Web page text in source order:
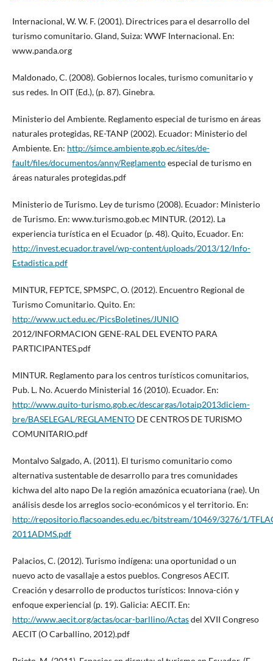
Internacional, W. W. F. (2001). Directrices para el desarrollo del
turismo comunitario. Gland, Suiza: WWF Internacional. En:
www.panda.org
Maldonado, C. (2008). Gobiernos locales, turismo comunitario y
sus redes. In OIT (Ed.), (p. 87). Ginebra.
Ministerio del Ambiente. Reglamento especial de turismo en áreas
naturales protegidas, RE-TANP (2002). Ecuador: Ministerio del
Ambiente. En: http://simce.ambiente.gob.ec/sites/de-
fault/files/documentos/anny/Reglamentoespecial de turismo en
áreas naturales protegidas.pdf
Ministerio de Turismo. Ley de turismo (2008). Ecuador: Ministerio
de Turismo. En: www.turismo.gob.ec MINTUR. (2012). La
experiencia turística en el Ecuador (p. 48). Quito, Ecuador. En:
http://invest.ecuador.travel/wp-content/uploads/2013/12/Info-
Estadistica.pdf
MINTUR, FEPTCE, SPMSPC, O. (2012). Encuentro Regional de
Turismo Comunitario. Quito. En:
http://www.uct.edu.ec/PicsBoletines/JUNIO
2012/INFORMACION GENE-RAL DEL EVENTO PARA
PARTICIPANTES.pdf
MINTUR. Reglamento para los centros turísticos comunitarios,
Pub. L. No. Acuerdo Ministerial 16 (2010). Ecuador. En:
http://www.quito-turismo.gob.ec/descargas/lotaip2013diciem-
bre/BASELEGAL/REGLAMENTODE CENTROS DE TURISMO
COMUNITARIO.pdf
Montalvo Salgado, A. (2011). El turismo comunitario como
alternativa sustentable de desarrollo para tres comunidades
kichwa del alto napo De la región amazónica ecuatoriana (rae). Un
análisis desde los arreglos socio-económicos y el territorio. En:
http://repositorio.flacsoandes.edu.ec/bitstream/10469/3276/1/
2011ADMS.pdf
Palacios, C. (2012). Turismo indígena: una oportunidad o un
nuevo acto de vasallaje a estos pueblos. Congresos AECIT.
Creación y desarrollo de productos turísticos: Innova-ción y
enfoque experiencial (p. 19). Galicia: AECIT. En:
http://www.aecit.org/actas/ocar-barllino/Actasdel XVII Congreso
AECIT (O Carballino, 2012).pdf